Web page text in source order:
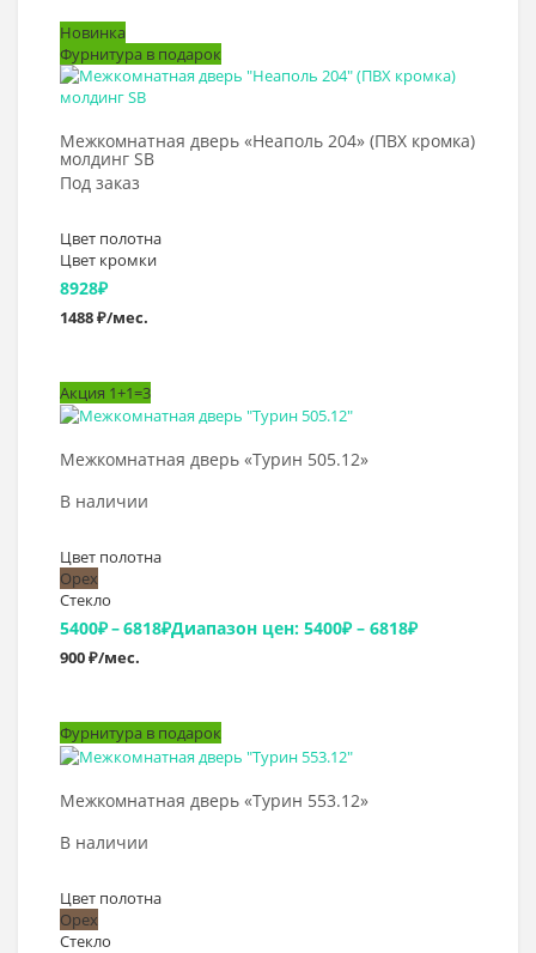
Новинка
Фурнитура в подарок
Межкомнатная дверь «Неаполь 204» (ПВХ кромка)
молдинг SB
Под заказ
Цвет полотна
Цвет кромки
8928₽
1488 ₽/мес.
Выбрать >
Акция 1+1=3
Межкомнатная дверь «Турин 505.12»
В наличии
Цвет полотна
Орех
Стекло
5400₽–6818₽Диапазон цен: 5400₽ – 6818₽
900 ₽/мес.
Выбрать >
Фурнитура в подарок
Межкомнатная дверь «Турин 553.12»
В наличии
Цвет полотна
Орех
Стекло
Выбрать >